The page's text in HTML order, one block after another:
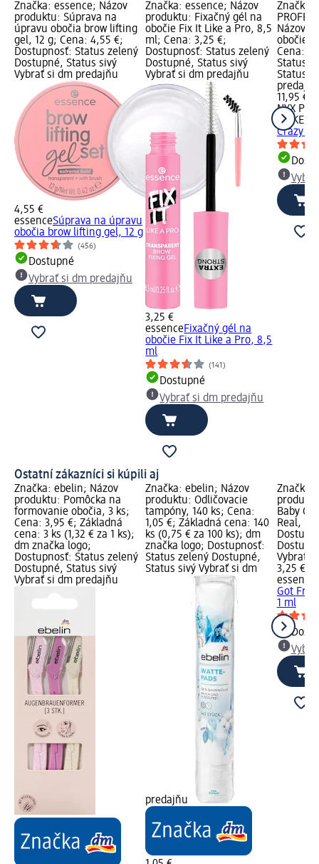
Značka: essence; Názov
produktu: Súprava na
úpravu obočia brow lifting
gel, 12 g; Cena: 4,55 €;
Dostupnosť: Status zelený
Dostupné, Status sivý
Vybrať si dm predajňu
4,55 €
essenceSúprava na úpravu
obočia brow lifting gel, 12 g
(456)
Dostupné
Vybrať si dm predajňu
Značka: essence; Názov
produktu: Fixačný gél na
obočie Fix It Like a Pro, 8,5
ml; Cena: 3,25 €;
Dostupnosť: Status zelený
Dostupné, Status sivý
Vybrať si dm predajňu
3,25 €
essenceFixačný gél na
obočie Fix It Like a Pro, 8,5
ml
(141)
Dostupné
Vybrať si dm predajňu
Značka:
Názov
obočie -
Cena:
Status
Status
predajňu
11,95 €
NYX
MAKEUP
Crazy
Ostatní zákazníci si kúpili aj
Značka: ebelin; Názov
produktu: Pomôcka na
formovanie obočia, 3 ks;
Cena: 3,95 €; Základná
cena: 3 ks (1,32 € za 1 ks);
dm značka logo;
Dostupnosť: Status zelený
Dostupné, Status sivý
Vybrať si dm predajňu
Značka: ebelin; Názov
produktu: Odličovacie
tampóny, 140 ks; Cena:
1,05 €; Základná cena: 140
ks (0,75 € za 100 ks); dm
značka logo; Dostupnosť:
Status zelený Dostupné,
Status sivý Vybrať si dm
predajňu
Značka:
Baby
Real, 1
Vybrať
3,25 €
essence
Got
1 ml